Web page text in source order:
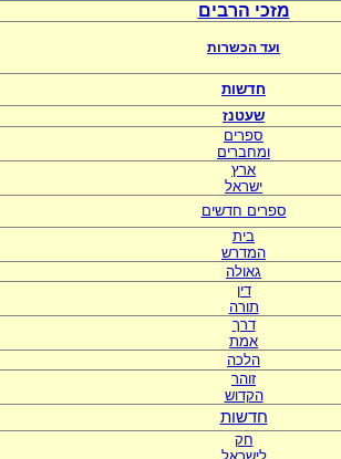
מזכי הרבים
ועד הכשרות
חדשות
שעטנז
ספרים
ומחברים
ארץ
ישראל
ספרים חדשים
בית
המדרש
גאולה
דין
תורה
דרך
אמת
הלכה
זוהר
הקדוש
חדשות
חק